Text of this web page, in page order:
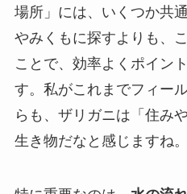
場所」には、いくつか共
やみくもに探すよりも、
ことで、効率よくポイン
す。私がこれまでフィー
らも、ザリガニは「住み
生き物だなと感じますね。